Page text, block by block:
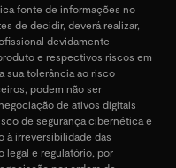
fonte de informações no
de decidir, deverá realizar,
devidamente
e respectivos riscos em
sua tolerância ao risco
podem não ser
de ativos digitais
de segurança cibernética e
à irreversibilidade das
legal e regulatório, por